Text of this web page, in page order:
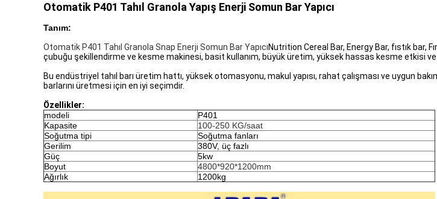
Otomatik P401 Tahıl Granola Yapış Enerji Somun Bar Yapıcı
Tanım:
Otomatik P401 Tahıl Granola Snap Enerji Somun Bar YapıcıNutrition Cereal Bar, Energy Bar, fıstık bar,
çubuğu şekillendirme ve kesme makinesi, basit kullanım, büyük üretim, yüksek hassas kesme etkisi
Bu endüstriyel tahıl barı üretim hattı, yüksek otomasyonu, makul yapısı, rahat çalışması ve uygun
barlarını üretmesi için en iyi seçimdir.
Özellikler:
modeli
P401
Kapasite
100-250 KG/saat
Soğutma tipi
Soğutma fanları
Gerilim
380V, üç fazlı
Güç
5kw
Boyut
4800*920*1200mm
Ağırlık
1200kg